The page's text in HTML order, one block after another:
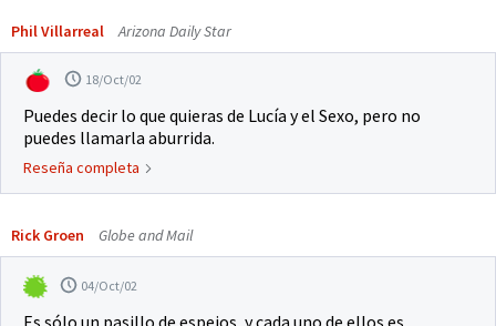
Phil Villarreal Arizona Daily Star
18/Oct/02
Puedes decir lo que quieras de Lucía y el Sexo, pero no
puedes llamarla aburrida.
Reseña completa
Rick Groen Globe and Mail
04/Oct/02
Es sólo un pasillo de espejos, y cada uno de ellos es